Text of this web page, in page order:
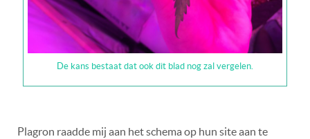
De kans bestaat dat ook dit blad nog zal vergelen.
Plagron raadde mij aan het schema op hun site aan te